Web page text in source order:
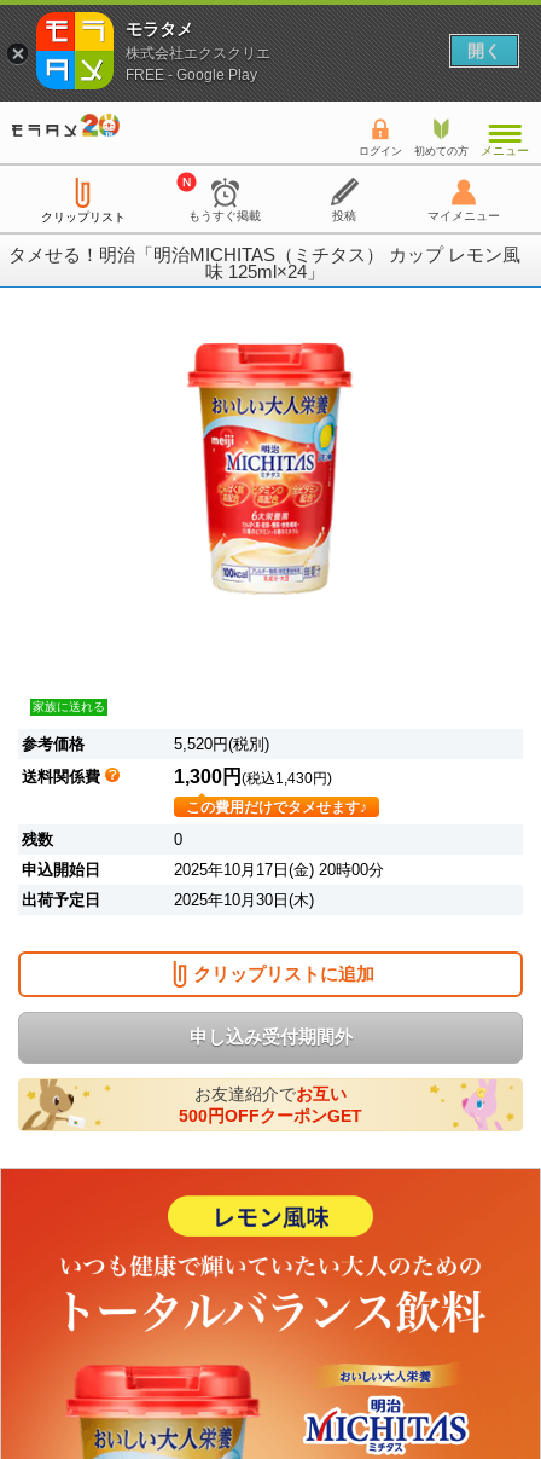
ログイン 初めての方 メニュー
クリップリスト もうすぐ掲載 投稿 マイメニュー
タメせる！明治「明治MICHITAS（ミチタス） カップ レモン風
味 125ml×24」
家族に送れる
参考価格
5,520円(税別)
送料関係費
1,300円 (税込1,430円)
この費用だけでタメせます♪
残数
0
申込開始日
2025年10月17日(金) 20時00分
出荷予定日
2025年10月30日(木)
クリップリストに追加
申し込み受付期間外
お友達紹介でお互い
500円OFFクーポンGET
モラタメ
株式会社エクスクリエ
FREE - Google Play
開く